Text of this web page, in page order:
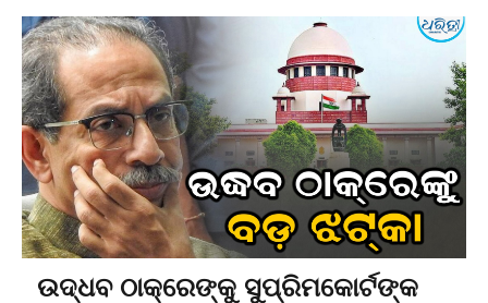
ଉଦ୍ଧବ ଠାକ୍‌ରେଙ୍କୁ ସୁପ୍ରିମକୋର୍ଟଙ୍କ